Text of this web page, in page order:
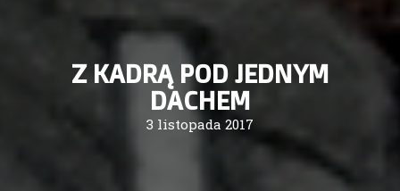
Z KADRĄ POD JEDNYM
DACHEM
3 listopada 2017